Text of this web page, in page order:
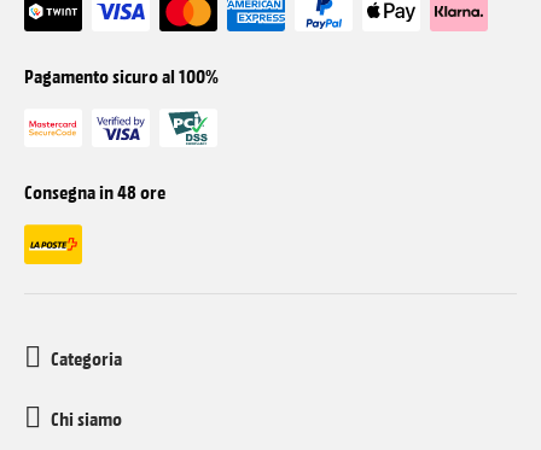
Pagamento sicuro al 100%
Consegna in 48 ore
Categoria
Chi siamo